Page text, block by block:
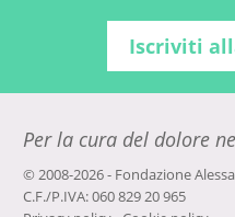
Iscriviti
Per la cura del dolore
© 2008-2026 - Fondazione
C.F./P.IVA: 060 829 20 965